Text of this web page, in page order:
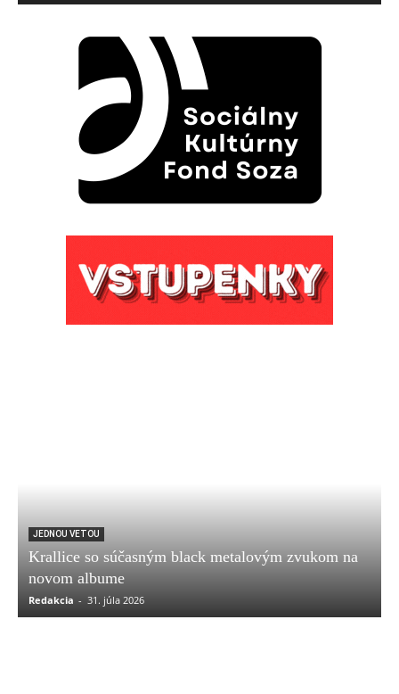
JEDNOU VETOU
Krallice so súčasným black metalovým zvukom na
novom albume
Redakcia - 31. júla 2026